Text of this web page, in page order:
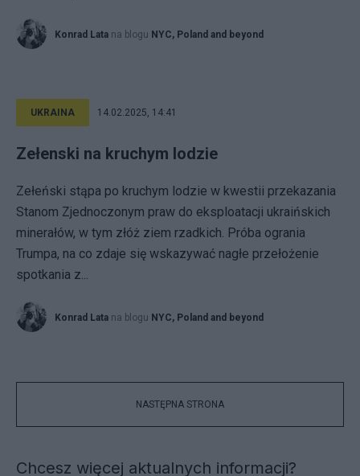
Konrad Lata na blogu NYC, Poland and beyond
UKRAINA 14.02.2025, 14:41
Zełenski na kruchym lodzie
Zełeński stąpa po kruchym lodzie w kwestii przekazania
Stanom Zjednoczonym praw do eksploatacji ukraińskich
minerałów, w tym złóż ziem rzadkich. Próba ogrania
Trumpa, na co zdaje się wskazywać nagłe przełożenie
spotkania z...
Konrad Lata na blogu NYC, Poland and beyond
NASTĘPNA STRONA
Chcesz więcej aktualnych informacji?